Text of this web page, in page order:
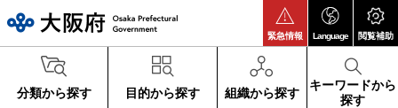
緊急情報 Language 閲覧補助
分類から探す 目的から探す 組織から探す
キーワードから
探す